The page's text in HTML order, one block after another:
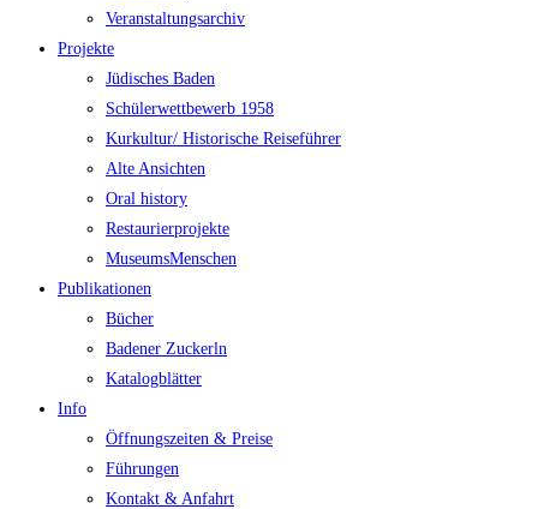
Veranstaltungsarchiv
Projekte
Jüdisches Baden
Schülerwettbewerb 1958
Kurkultur/ Historische Reiseführer
Alte Ansichten
Oral history
Restaurierprojekte
MuseumsMenschen
Publikationen
Bücher
Badener Zuckerln
Katalogblätter
Info
Öffnungszeiten & Preise
Führungen
Kontakt & Anfahrt